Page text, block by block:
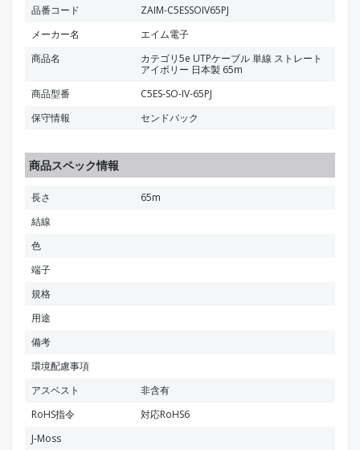
品番コード
ZAIM-C5ESSOIV65PJ
メーカー名
エイム電子
商品名
カテゴリ5e UTPケーブル 単線 ストレート
アイボリー 日本製 65m
商品型番
C5ES-SO-IV-65PJ
保守情報
センドバック
商品スペック情報
長さ
65m
結線
色
端子
規格
用途
備考
環境配慮事項
アスベスト
非含有
RoHS指令
対応RoHS6
J-Moss